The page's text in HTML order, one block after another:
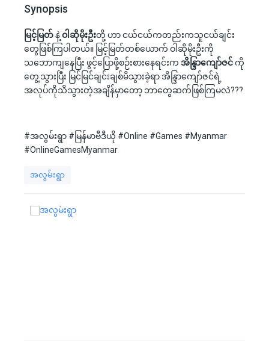
Synopsis
မြင့်မြတ်နဲ့ဝါဆိုမိုးဦးတို့ ဟာ ငယ်ငယ်ကတည်းကသူငယ်ချင်း
တွေဖြစ်ကြပါတယ်။ မြင့်မြတ်တစ်ယောက် ဝါဆိုမိုးဦးကို
သဘောကျနေပြီး ဖွင့်ပြောဖို့စဉ်းစားနေရင်းက အိန္ဒြာကျော်ဇင်ကို
တွေ့သွားပြီး မြင်မြင်ချင်းချစ်မိသွားခဲ့ရာ အိန္ဒြာကျော်ဇင်ရဲ့
အလုပ်ကိုသိသွားတဲ့အချိန်မှာတော့ ဘာတွေဆက်ဖြစ်ကြမလဲ???
#အလွမ်းရွာ #မြန်မာဗီဒီယို #Online #Games #Myanmar
#OnlineGamesMyanmar
အလွမ်းရွာ